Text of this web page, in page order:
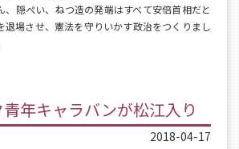
隠ぺい、ねつ造の発端はすべて安倍首相だと
退場させ、憲法を守りいかす政治をつくりまし
年キャラバンが松江入り
2018-04-17